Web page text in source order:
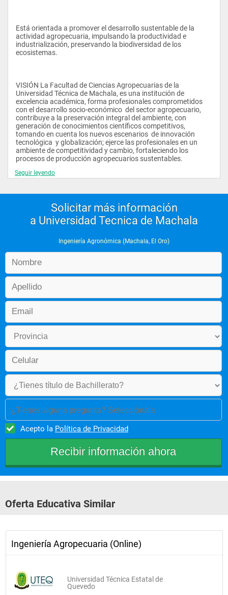
Está orientada a promover el desarrollo sustentable de la
actividad agropecuaria, impulsando la productividad e
industrialización, preservando la biodiversidad de los
ecosistemas.
VISIÓN La Facultad de Ciencias Agropecuarias de la
Universidad Técnica de Machala, es una institución de
excelencia académica, forma profesionales comprometidos
con el desarrollo socio-económico  del sector agropecuario,
contribuye a la preservación integral del ambiente, con
generación de conocimientos científicos competitivos,
tomando en cuenta los nuevos escenarios  de innovación
tecnológica  y globalización; ejerce las profesionales en un
ambiente de competitividad y cambio, fortaleciendo los
procesos de producción agropecuarios sustentables.
Seguir leyendo
Solicitar más información
a Universidad Tecnica de Machala
Ingeniería Agronómica (Machala, El Oro)
¿Tienes alguna pregunta? Selecciónala
Acepto la Política de Privacidad
Oferta Educativa Similar
Ingeniería Agropecuaria (Online)
Universidad Técnica Estatal de
Quevedo